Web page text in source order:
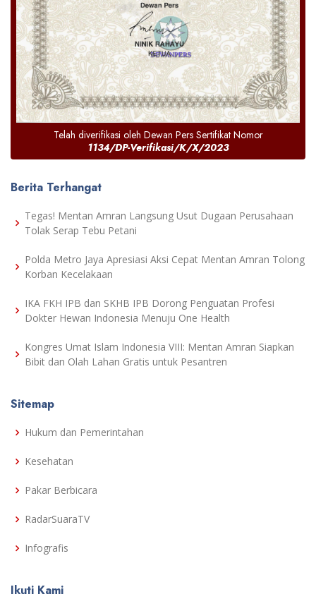
Telah diverifikasi oleh Dewan Pers Sertifikat Nomor
1134/DP-Verifikasi/K/X/2023
Berita Terhangat
Tegas! Mentan Amran Langsung Usut Dugaan Perusahaan
Tolak Serap Tebu Petani
Polda Metro Jaya Apresiasi Aksi Cepat Mentan Amran Tolong
Korban Kecelakaan
IKA FKH IPB dan SKHB IPB Dorong Penguatan Profesi
Dokter Hewan Indonesia Menuju One Health
Kongres Umat Islam Indonesia VIII: Mentan Amran Siapkan
Bibit dan Olah Lahan Gratis untuk Pesantren
Sitemap
Hukum dan Pemerintahan
Kesehatan
Pakar Berbicara
RadarSuaraTV
Infografis
Ikuti Kami